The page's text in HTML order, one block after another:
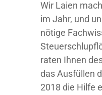
Wir Laien
im Jahr, und
nötige
raten Ihnen
das Ausfüllen
2018 die Hilfe